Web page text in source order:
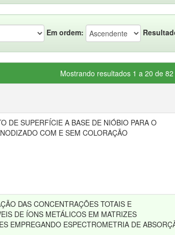
Em ordem:
Mostrando resultados 1 a 20 de 82
DE SUPERFÍCIE A BASE DE NIÓBIO PARA O
COM E SEM COLORAÇÃO
DAS CONCENTRAÇÕES TOTAIS E
DE ÍONS METÁLICOS EM MATRIZES
EMPREGANDO ESPECTROMETRIA DE